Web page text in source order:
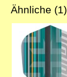
Ähnliche (1)